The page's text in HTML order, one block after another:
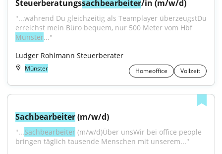
Steuerberatungssachbearbeiter/in (m/w/d)
"...während Du gleichzeitig als Teamplayer überzeugstDu
Münster..."
Ludger Rohlmann Steuerberater
Münster Homeoffice Vollzeit
Sachbearbeiter (m/w/d)
"...Sachbearbeiter (m/w/d)Über unsWir bei office people
bringen täglich tausende Menschen mit unserem..."